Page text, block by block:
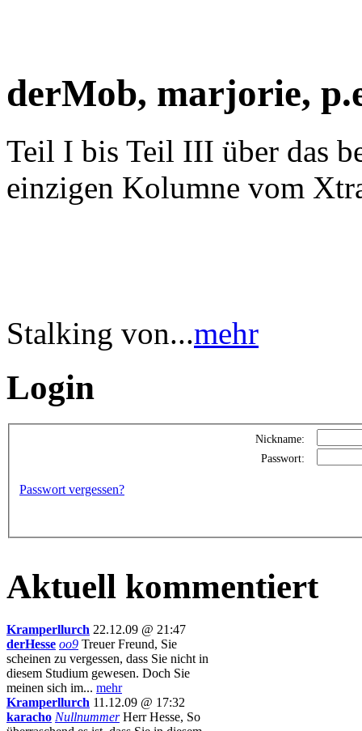
derMob, marjorie,
Teil I bis Teil III über das
einzigen Kolumne vom
Stalking von...mehr
Login
Nickname:
Passwort:
Passwort vergessen?
Aktuell kommentiert
Kramperllurch 22.12.09 @ 21:47
derHesse oo9 Treuer Freund, Sie
scheinen zu vergessen, dass Sie nicht in
diesem Studium gewesen. Doch Sie
meinen sich im... mehr
Kramperllurch 11.12.09 @ 17:32
karacho NullnummerHerr Hesse, So